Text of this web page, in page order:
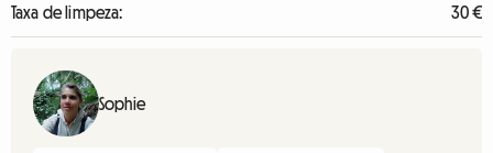
Taxa de limpeza:
30 €
Sophie